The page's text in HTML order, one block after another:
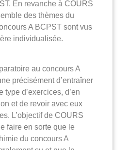
En revanche à COURS
des thèmes du
A BCPST sont vus
individualisée.
au concours A
précisément d’entraîner
type d’exercices, d’en
et de revoir avec eux
L’objectif de COURS
faire en sorte que le
du concours A